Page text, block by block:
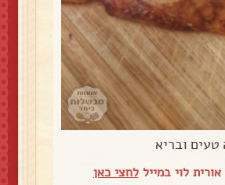
ובריא
לוי במייללחצי כאן